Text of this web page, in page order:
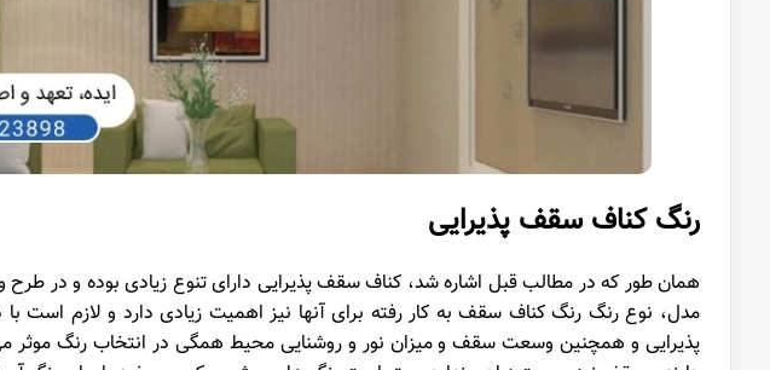
رنگ کنافسقف پذیرایی
همان طور که در مطالب قبل اشاره شد، کناف سقف پذیرایی دارای تنوع زیادی بوده و در
مدل، نوع رنگ رنگ کناف سقف به کار رفته برای آنها نیز اهمیت زیادی دارد و لازم است
پذیرایی و همچنین وسعت سقف و میزان نور و روشنایی محیط همگی در انتخاب رنگ موثر می